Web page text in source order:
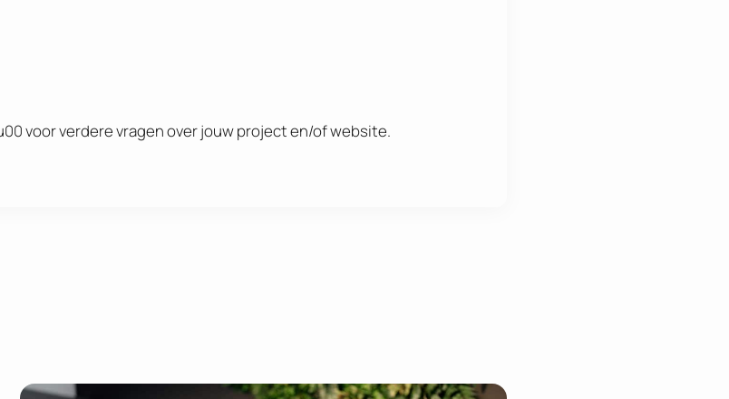
voor verdere vragen over jouw project en/of website.